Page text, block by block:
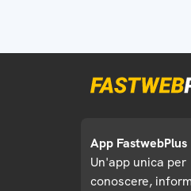
App FastwebPlus
Un'app unica per
conoscere,